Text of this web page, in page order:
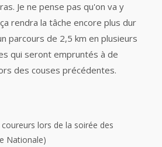
Je ne pense pas qu'on va y
rendra la tâche encore plus dur
parcours de 2,5 km en plusieurs
qui seront empruntés à de
des couses précédentes.
lors de la soirée des
Nationale)